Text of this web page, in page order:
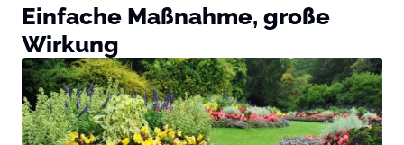
Einfache Maßnahme, große
Wirkung